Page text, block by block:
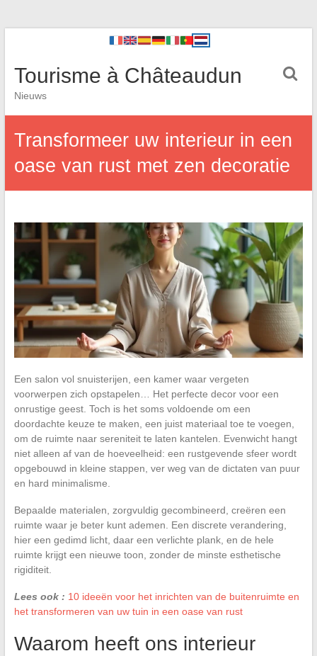
Tourisme à Châteaudun
Nieuws
Transformeer uw interieur in een
oase van rust met zen decoratie
Een salon vol snuisterijen, een kamer waar vergeten
voorwerpen zich opstapelen… Het perfecte decor voor een
onrustige geest. Toch is het soms voldoende om een
doordachte keuze te maken, een juist materiaal toe te voegen,
om de ruimte naar sereniteit te laten kantelen. Evenwicht hangt
niet alleen af van de hoeveelheid: een rustgevende sfeer wordt
opgebouwd in kleine stappen, ver weg van de dictaten van puur
en hard minimalisme.
Bepaalde materialen, zorgvuldig gecombineerd, creëren een
ruimte waar je beter kunt ademen. Een discrete verandering,
hier een gedimd licht, daar een verlichte plank, en de hele
ruimte krijgt een nieuwe toon, zonder de minste esthetische
rigiditeit.
Lees ook : 10 ideeën voor het inrichten van de buitenruimte en
het transformeren van uw tuin in een oase van rust
Waarom heeft ons interieur